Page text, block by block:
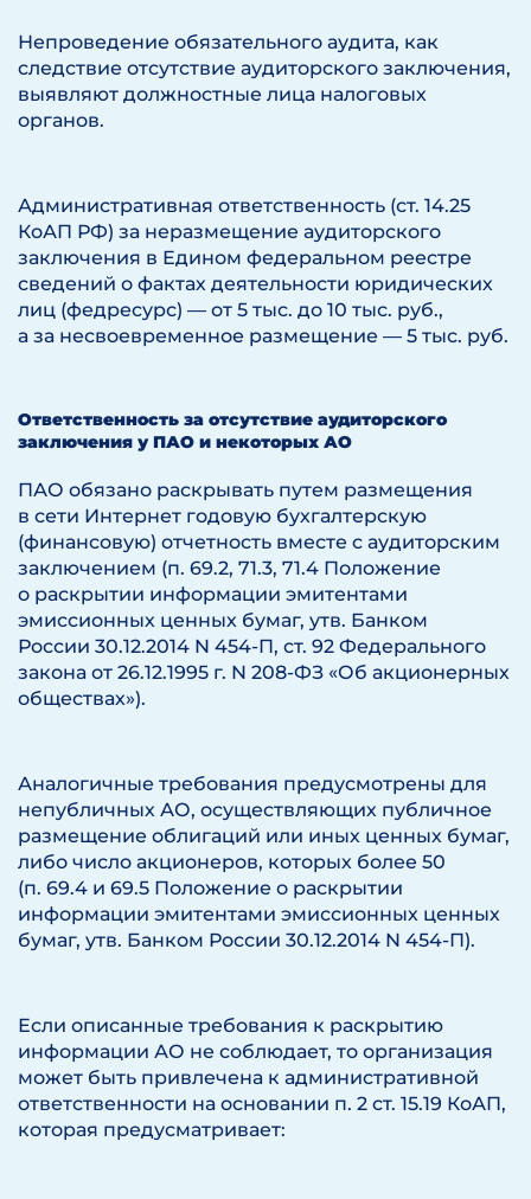
Непроведение обязательного аудита, как
следствие отсутствие аудиторского заключения,
выявляют должностные лица налоговых
органов.
Административная ответственность (ст. 14.25
КоАП РФ) за неразмещение аудиторского
заключения в Едином федеральном реестре
сведений о фактах деятельности юридических
лиц (федресурс) — от 5 тыс. до 10 тыс. руб.,
а за несвоевременное размещение — 5 тыс. руб.
Ответственность за отсутствие аудиторского
заключения у ПАО и некоторых АО
ПАО обязано раскрывать путем размещения
в сети Интернет годовую бухгалтерскую
(финансовую) отчетность вместе с аудиторским
заключением (п. 69.2, 71.3, 71.4 Положение
о раскрытии информации эмитентами
эмиссионных ценных бумаг, утв. Банком
России 30.12.2014 N 454-П, ст. 92 Федерального
закона от 26.12.1995 г. N 208-ФЗ «Об акционерных
обществах»).
Аналогичные требования предусмотрены для
непубличных АО, осуществляющих публичное
размещение облигаций или иных ценных бумаг,
либо число акционеров, которых более 50
(п. 69.4 и 69.5 Положение о раскрытии
информации эмитентами эмиссионных ценных
бумаг, утв. Банком России 30.12.2014 N 454-П).
Если описанные требования к раскрытию
информации АО не соблюдает, то организация
может быть привлечена к административной
ответственности на основании п. 2 ст. 15.19 КоАП,
которая предусматривает: